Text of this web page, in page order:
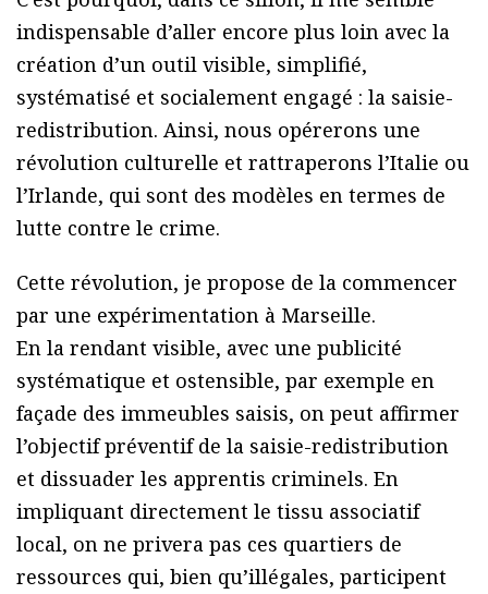
indispensable d’aller encore plus loin avec la
création d’un outil visible, simplifié,
systématisé et socialement engagé : la saisie-
redistribution. Ainsi, nous opérerons une
révolution culturelle et rattraperons l’Italie ou
l’Irlande, qui sont des modèles en termes de
lutte contre le crime.
Cette révolution, je propose de la commencer
par une expérimentation à Marseille.
En la rendant visible, avec une publicité
systématique et ostensible, par exemple en
façade des immeubles saisis, on peut affirmer
l’objectif préventif de la saisie-redistribution
et dissuader les apprentis criminels. En
impliquant directement le tissu associatif
local, on ne privera pas ces quartiers de
ressources qui, bien qu’illégales, participent